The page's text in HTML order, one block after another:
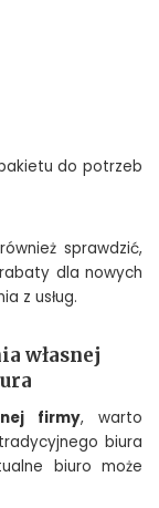
do potrzeb
sprawdzić,
dla nowych
z usług.
własnej
firmy, warto
biura
biuro może